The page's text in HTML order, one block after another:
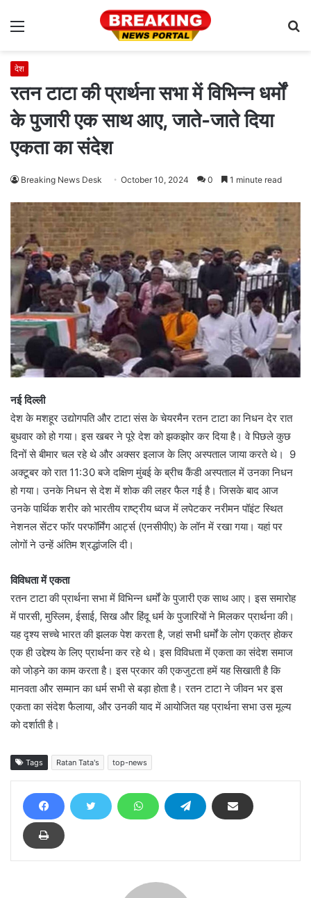
Menu
देश
रतन टाटा की प्रार्थना सभा में विभिन्न धर्मों
के पुजारी एक साथ आए, जाते-जाते दिया
एकता का संदेश
Breaking News Desk October 10, 2024 0 1 minute read
नई दिल्ली
देश के मशहूर उद्योगपति और टाटा संस के चेयरमैन रतन टाटा का निधन देर रात
बुधवार को हो गया। इस खबर ने पूरे देश को झकझोर कर दिया है। वे पिछले कुछ
दिनों से बीमार चल रहे थे और अक्सर इलाज के लिए अस्पताल जाया करते थे। 9
अक्टूबर को रात 11:30 बजे दक्षिण मुंबई के ब्रीच कैंडी अस्पताल में उनका निधन
हो गया। उनके निधन से देश में शोक की लहर फैल गई है। जिसके बाद आज
उनके पार्थिक शरीर को भारतीय राष्ट्रीय ध्वज में लपेटकर नरीमन पॉइंट स्थित
नेशनल सेंटर फॉर परफॉर्मिंग आर्ट्स (एनसीपीए) के लॉन में रखा गया। यहां पर
लोगों ने उन्हें अंतिम श्रद्धांजलि दी।
विविधता में एकता
रतन टाटा की प्रार्थना सभा में विभिन्न धर्मों के पुजारी एक साथ आए। इस समारोह
में पारसी, मुस्लिम, ईसाई, सिख और हिंदू धर्म के पुजारियों ने मिलकर प्रार्थना की।
यह दृश्य सच्चे भारत की झलक पेश करता है, जहां सभी धर्मों के लोग एकत्र होकर
एक ही उद्देश्य के लिए प्रार्थना कर रहे थे। इस विविधता में एकता का संदेश समाज
को जोड़ने का काम करता है। इस प्रकार की एकजुटता हमें यह सिखाती है कि
मानवता और सम्मान का धर्म सभी से बड़ा होता है। रतन टाटा ने जीवन भर इस
एकता का संदेश फैलाया, और उनकी याद में आयोजित यह प्रार्थना सभा उस मूल्य
को दर्शाती है।
Tags Ratan Tata's top-news